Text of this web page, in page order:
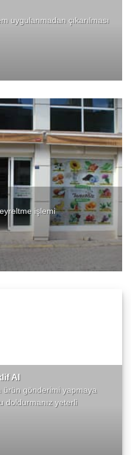
uygulanmadan çıkarılması
işlemi
Al
ürün gönderimi yapmaya
doldurmanız yeterli